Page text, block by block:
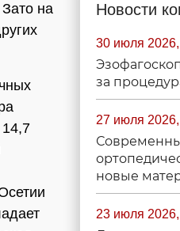
на
Новости
30 июля
за
27 июля
новые
23 июля